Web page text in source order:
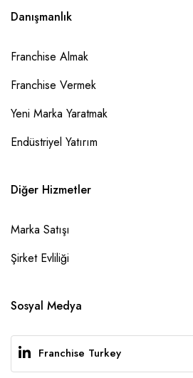
Danışmanlık
Franchise Almak
Franchise Vermek
Yeni Marka Yaratmak
Endüstriyel Yatırım
Diğer Hizmetler
Marka Satışı
Şirket Evliliği
Sosyal Medya
Franchise Turkey